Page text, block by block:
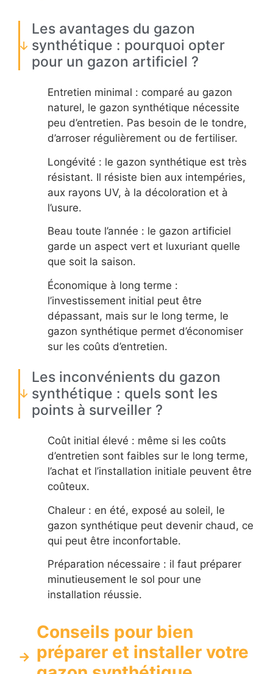
Les avantages du gazon
synthétique : pourquoi opter
pour un gazon artificiel ?
Entretien minimal : comparé au gazon
naturel, le gazon synthétique nécessite
peu d’entretien. Pas besoin de le tondre,
d’arroser régulièrement ou de fertiliser.
Longévité : le gazon synthétique est très
résistant. Il résiste bien aux intempéries,
aux rayons UV, à la décoloration et à
l’usure.
Beau toute l’année : le gazon artificiel
garde un aspect vert et luxuriant quelle
que soit la saison.
Économique à long terme :
l’investissement initial peut être
dépassant, mais sur le long terme, le
gazon synthétique permet d’économiser
sur les coûts d’entretien.
Les inconvénients du gazon
synthétique : quels sont les
points à surveiller ?
Coût initial élevé : même si les coûts
d’entretien sont faibles sur le long terme,
l’achat et l’installation initiale peuvent être
coûteux.
Chaleur : en été, exposé au soleil, le
gazon synthétique peut devenir chaud, ce
qui peut être inconfortable.
Préparation nécessaire : il faut préparer
minutieusement le sol pour une
installation réussie.
Conseils pour bien
préparer et installer votre